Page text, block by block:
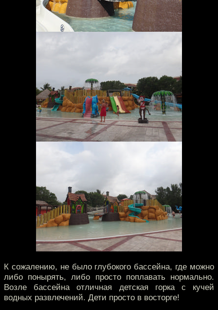
К сожалению, не было глубокого бассейна, где можно
либо понырять, либо просто поплавать нормально.
Возле бассейна отличная детская горка с кучей
водных развлечений. Дети просто в восторге!